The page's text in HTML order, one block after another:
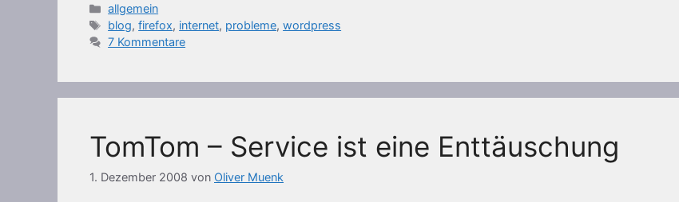
Kategorien
allgemein
Schlagwörter
blog,firefox, internet, probleme,wordpress
7 Kommentare
TomTom – Service ist eine Enttäuschung
1. Dezember 2008 von Oliver Muenk